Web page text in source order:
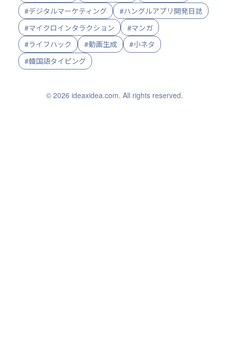
#デジタルマーケティング
#ハングルアプリ開発日誌
#マイクロインタラクション
#マンガ
#ライフハック
#動画生成
#小ネタ
#韓国語タイピング
© 2026 ideaxidea.com. All rights reserved.